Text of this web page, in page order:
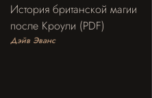
История британской магии
после Кроули (PDF)
Дэйв Эванс